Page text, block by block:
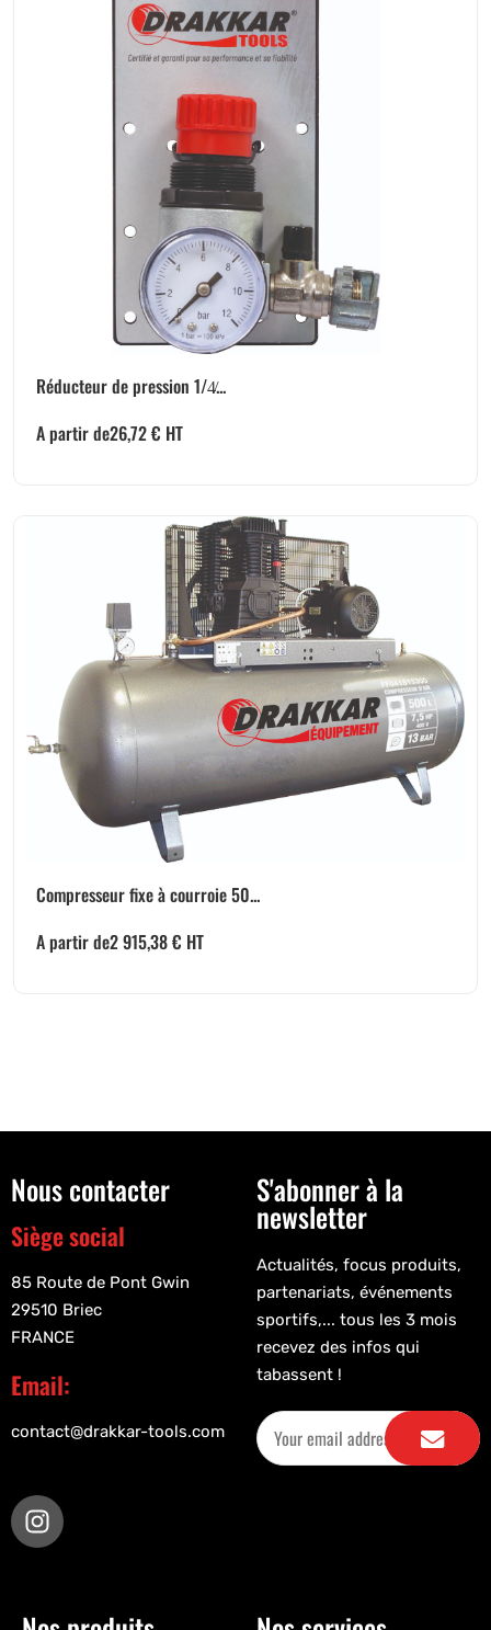
Réducteur de pression 1/4̸...
A partir de26,72€ HT
Compresseur fixe à courroie 50...
A partir de2 915,38€ HT
Nous contacter
Siège social
85 Route de Pont Gwin
29510 Briec
FRANCE
Email:
contact@drakkar-tools.com
S'abonner à la
newsletter
Actualités, focus produits,
partenariats, événements
sportifs,... tous les 3 mois
recevez des infos qui
tabassent !